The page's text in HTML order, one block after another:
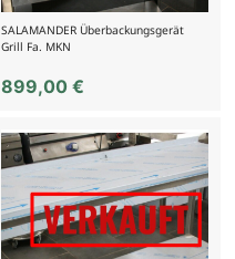
SALAMANDER Überbackungsgerät
Grill Fa. MKN
899,00€